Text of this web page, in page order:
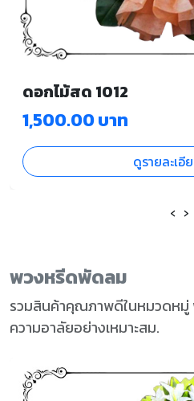
ดอกไม้สด 1012
1,500.00 บาท
ดูรายละเอี
‹ ›
พวงหรีดพัดลม
รวมสินค้าคุณภาพดีในหมวดห
ความอาลัยอย่างเหมาะสม.